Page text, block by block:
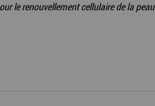
le renouvellement cellulaire de la peau